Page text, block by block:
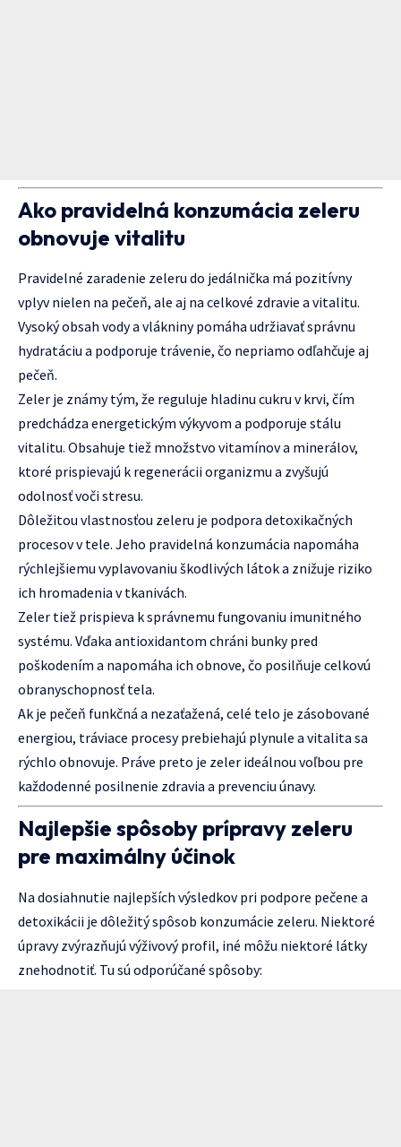
Ako pravidelná konzumácia zeleru
obnovuje vitalitu
Pravidelné zaradenie zeleru do jedálnička má pozitívny
vplyv nielen na pečeň, ale aj na celkové zdravie a vitalitu.
Vysoký obsah vody a vlákniny pomáha udržiavať správnu
hydratáciu a podporuje trávenie, čo nepriamo odľahčuje aj
pečeň.
Zeler je známy tým, že reguluje hladinu cukru v krvi, čím
predchádza energetickým výkyvom a podporuje stálu
vitalitu. Obsahuje tiež množstvo vitamínov a minerálov,
ktoré prispievajú k regenerácii organizmu a zvyšujú
odolnosť voči stresu.
Dôležitou vlastnosťou zeleru je podpora detoxikačných
procesov v tele. Jeho pravidelná konzumácia napomáha
rýchlejšiemu vyplavovaniu škodlivých látok a znižuje riziko
ich hromadenia v tkanivách.
Zeler tiež prispieva k správnemu fungovaniu imunitného
systému. Vďaka antioxidantom chráni bunky pred
poškodením a napomáha ich obnove, čo posilňuje celkovú
obranyschopnosť tela.
Ak je pečeň funkčná a nezaťažená, celé telo je zásobované
energiou, tráviace procesy prebiehajú plynule a vitalita sa
rýchlo obnovuje. Práve preto je zeler ideálnou voľbou pre
každodenné posilnenie zdravia a prevenciu únavy.
Najlepšie spôsoby prípravy zeleru
pre maximálny účinok
Na dosiahnutie najlepších výsledkov pri podpore pečene a
detoxikácii je dôležitý spôsob konzumácie zeleru. Niektoré
úpravy zvýrazňujú výživový profil, iné môžu niektoré látky
znehodnotiť. Tu sú odporúčané spôsoby: